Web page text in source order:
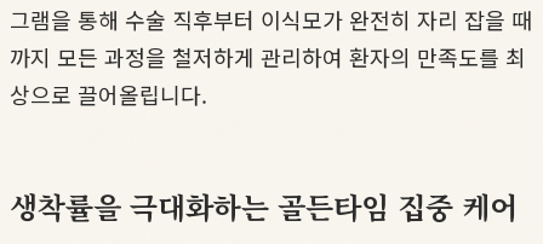
그램을 통해 수술 직후부터 이식모가 완전히 자리 잡을 때
까지 모든 과정을 철저하게 관리하여 환자의 만족도를 최
상으로 끌어올립니다.
생착률을 극대화하는 골든타임 집중 케어